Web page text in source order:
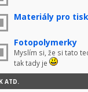
Materiály pro tisk
Fotopolymerky
Myslím si, že si tato
tak tady je
ATD.